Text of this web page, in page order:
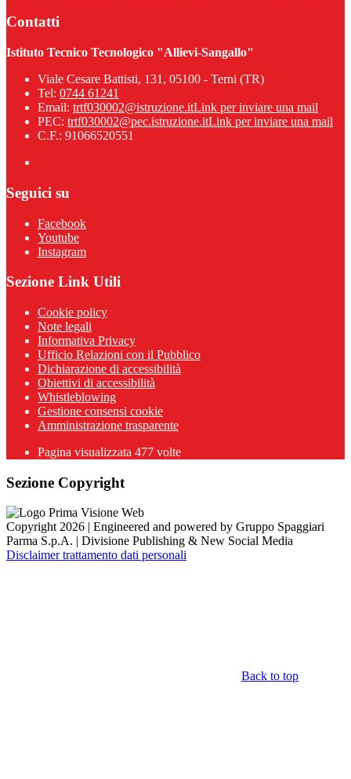
Contatti
Istituto Tecnico Tecnologico "Allievi-Sangallo"
Viale Cesare Battisti, 131, 05100 - Terni (TR)
Tel: 0744 61241
Email: trtf030002@istruzione.itLink per inviare una mail
PEC: trtf030002@pec.istruzione.itLink per inviare una mail
C.F.: 91066520551
Seguici su
Facebook
Youtube
Instagram
Sezione Link Utili
Cookie policy
Note legali
Informativa Privacy
Ufficio Relazioni con il Pubblico
Dichiarazione di accessibilità
Obiettivi di accessibilità
Whistleblowing
Gestione consensi cookie
Amministrazione trasparente
Pagina visualizzata 477 volte
Sezione Copyright
Copyright 2026 | Engineered and powered by Gruppo Spaggiari
Parma S.p.A. | Divisione Publishing & New Social Media
Disclaimer trattamento dati personali
Back to top